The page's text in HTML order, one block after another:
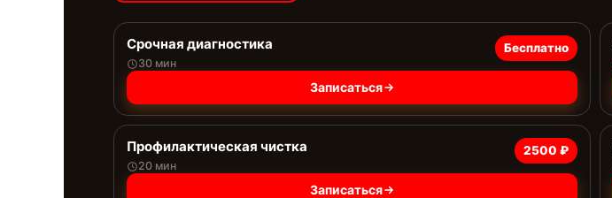
Срочная диагностика
30 мин
Бесплатно
Записаться
Профилактическая чистка
20 мин
2500 ₽
Записаться